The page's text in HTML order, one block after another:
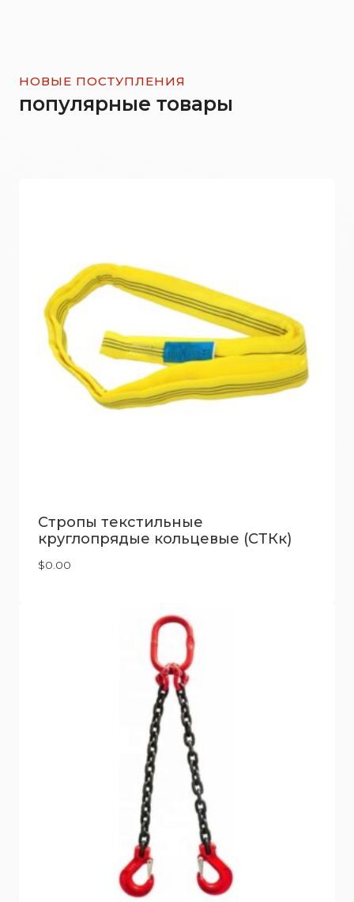
НОВЫЕ ПОСТУПЛЕНИЯ
популярные товары
Стропы текстильные
круглопрядые кольцевые (СТКк)
$0.00